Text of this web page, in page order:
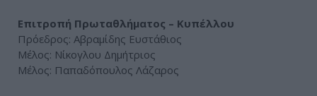
Επιτροπή Πρωταθλήματος – Κυπέλλου
Πρόεδρος: Αβραμίδης Ευστάθιος
Μέλος: Νίκογλου Δημήτριος
Μέλος: Παπαδόπουλος Λάζαρος